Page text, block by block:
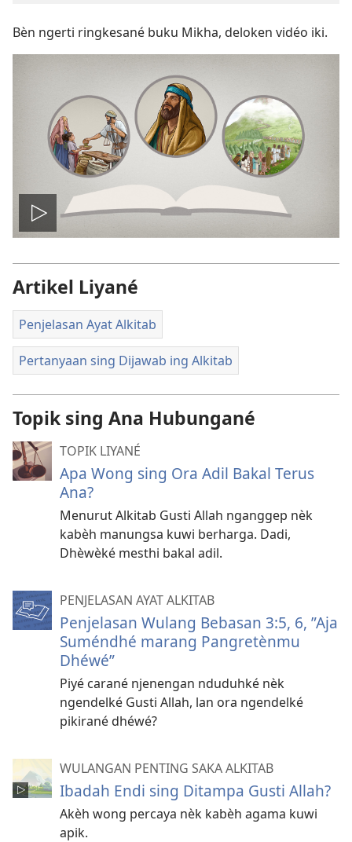
Bèn ngerti ringkesané buku Mikha, deloken vidéo iki.
Play
video
Artikel Liyané
Penjelasan Ayat Alkitab
Pertanyaan sing Dijawab ing Alkitab
Topik sing Ana Hubungané
TOPIK LIYANÉ
Apa Wong sing Ora Adil Bakal Terus
Ana?
Menurut Alkitab Gusti Allah nganggep nèk
kabèh manungsa kuwi berharga. Dadi,
Dhèwèké mesthi bakal adil.
PENJELASAN AYAT ALKITAB
Penjelasan Wulang Bebasan 3:5, 6, ”Aja
Suméndhé marang Pangretènmu
Dhéwé”
Piyé carané njenengan nduduhké nèk
ngendelké Gusti Allah, lan ora ngendelké
pikirané dhéwé?
WULANGAN PENTING SAKA ALKITAB
Ibadah Endi sing Ditampa Gusti Allah?
Akèh wong percaya nèk kabèh agama kuwi
apik.